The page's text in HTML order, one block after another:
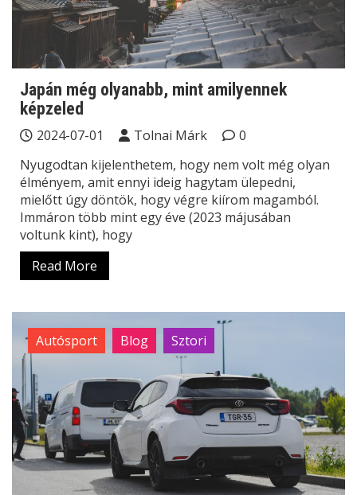
Japán még olyanabb, mint amilyennek
képzeled
2024-07-01 Tolnai Márk
0
Nyugodtan kijelenthetem, hogy nem volt még olyan
élményem, amit ennyi ideig hagytam ülepedni,
mielőtt úgy döntök, hogy végre kiírom magamból.
Immáron több mint egy éve (2023 májusában
voltunk kint), hogy
Read More
Autósport Blog Sztori